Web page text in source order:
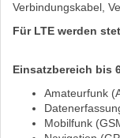
Verbindungskabel,
Für LTE werden
Einsatzbereich bis
Amateurfunk
Mobilfunk